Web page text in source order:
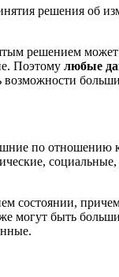
решения об
решением
Поэтому любые
возможности
по отношению к
состоянии,
могут быть